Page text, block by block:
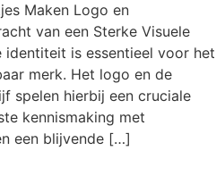
Maken Logo en
van een Sterke Visuele
identiteit is essentieel voor het
merk. Het logo en de
spelen hierbij een cruciale
kennismaking met
een blijvende […]